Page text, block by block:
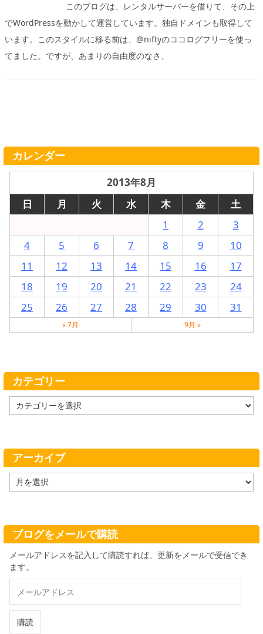
このブログは、レンタルサーバーを借りて、その上
でWordPressを動かして運営しています。独自ドメインも取得して
います。このスタイルに移る前は、@niftyのココログフリーを使っ
てました。ですが、あまりの自由度のなさ、
カレンダー
2013年8月
日
月 火 水 木 金
土
1
2
3
4
5 6 7 8 9
10
11
12 13 14 15 16
17
18
19 20 21 22 23
24
25
26 27 28 29 30 31
« 7月 9月 »
カテゴリー
テ
ー
アーカイブ
ー
ブ
ブログをメールで購読
メールアドレスを記入して購読すれば、更新をメールで受信でき
ます。
ル
ド
購読